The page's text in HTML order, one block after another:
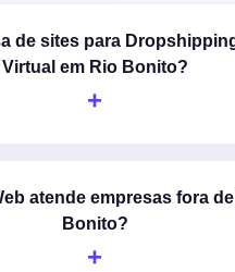
de sites para
Virtual em Rio Bonito?
atende empresas fora
Bonito?